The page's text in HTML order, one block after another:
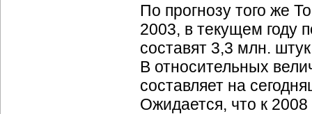
По прогнозу того же
2003, в текущем году
составят 3,3 млн.
В относительных
составляет на
Ожидается, что к 2008